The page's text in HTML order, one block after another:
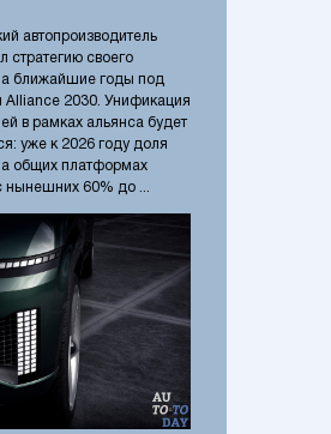
автопроизводитель
стратегию своего
ближайшие годы под
Alliance 2030. Унификация
в рамках альянса будет
уже к 2026 году доля
общих платформах
нынешних 60% до ...